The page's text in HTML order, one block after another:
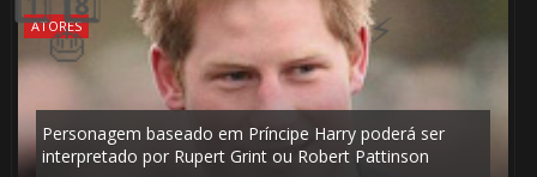
ATORES
Personagem baseado em Príncipe Harry poderá ser
interpretado por Rupert Grint ou Robert Pattinson
🎈
🎂